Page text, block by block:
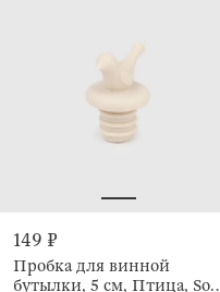
149 ₽
Пробка для винной
бутылки, 5 см, Птица, Soft